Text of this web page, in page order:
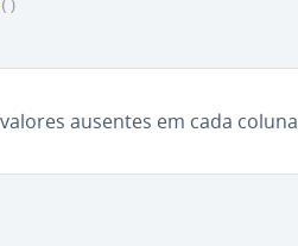
( )
ausentes em cada